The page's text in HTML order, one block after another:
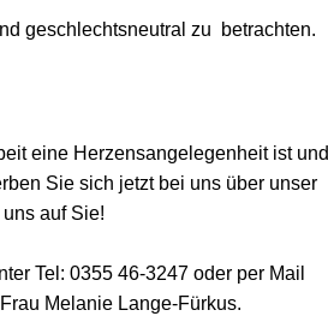
geschlechtsneutral zu betrachten.
eine Herzensangelegenheit ist und
Sie sich jetzt bei uns über unser
auf Sie!
Tel: 0355 46-3247 oder per Mail
Melanie Lange-Fürkus.